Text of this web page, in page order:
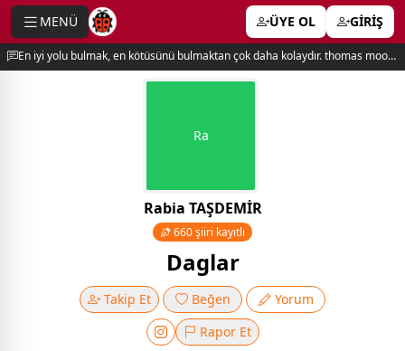
MENÜ ÜYE OL GİRİŞ
En iyi yolu bulmak, en kötüsünü bulmaktan çok daha kolaydır. thomas moore
Ra
Rabia TAŞDEMİR
660 şiiri kayıtlı
Daglar
Takip Et Beğen
Yorum
Rapor Et
menu